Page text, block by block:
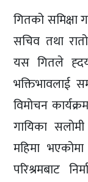
गितको समिक्षा
सचिव तथा
यस गितले
भक्तिभावलाई
विमोचन
गायिका सलोमी
महिमा
परिश्रमबाट